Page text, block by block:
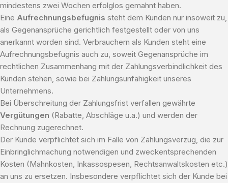
mindestens zwei Wochen erfolglos gemahnt haben.
Eine Aufrechnungsbefugnis steht dem Kunden nur insoweit zu,
als Gegenansprüche gerichtlich festgestellt oder von uns
anerkannt worden sind. Verbrauchern als Kunden steht eine
Aufrechnungsbefugnis auch zu, soweit Gegenansprüche im
rechtlichen Zusammenhang mit der Zahlungsverbindlichkeit des
Kunden stehen, sowie bei Zahlungsunfähigkeit unseres
Unternehmens.
Bei Überschreitung der Zahlungsfrist verfallen gewährte
Vergütungen (Rabatte, Abschläge u.a.) und werden der
Rechnung zugerechnet.
Der Kunde verpflichtet sich im Falle von Zahlungsverzug, die zur
Einbringlichmachung notwendigen und zweckentsprechenden
Kosten (Mahnkosten, Inkassospesen, Rechtsanwaltskosten etc.)
an uns zu ersetzen. Insbesondere verpflichtet sich der Kunde bei